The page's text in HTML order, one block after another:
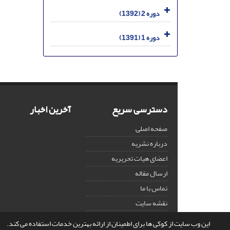
این وب سایت از کوکی ها برای اطمینان از ارائه بهترین خدمات استفاده می کند.
دوره 2 (1392)
دوره 1 (1391)
دسترسی سریع
صفحه اصلی
درباره نشریه
اعضای هیات تحریریه
ارسال مقاله
تماس با ما
نقشه سایت
آخرین اخبار